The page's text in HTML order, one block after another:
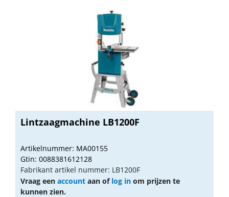
Lintzaagmachine LB1200F
Artikelnummer: MA00155
Gtin: 0088381612128
Fabrikant artikel nummer: LB1200F
Vraag een account aan of log in om prijzen te
kunnen zien.